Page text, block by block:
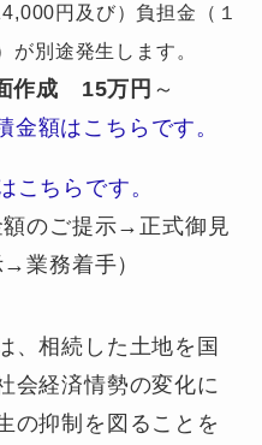
円及び）負担金（１
が別途発生します。
作成 15万円 ～
金額はこちらです。
こちらです。
額のご提示→正式御見
業務着手）
、相続した土地を国
会経済情勢の変化に
の抑制を図ることを